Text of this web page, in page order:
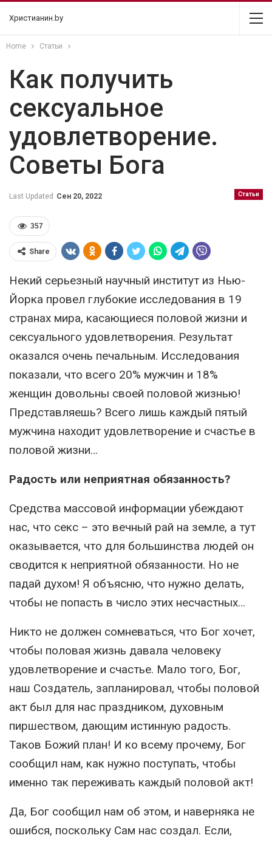
Христианин.by
Home Статьи
Как получить
сексуальное
удовлетворение.
Советы Бога
Статьи
Last Updated Сен 20, 2022
357
Share
Некий серьезный научный институт из Нью-
Йорка провел глубокие исследования в 19
странах мира, касающиеся половой жизни и
сексуального удовлетворения. Результат
оказался очень печальным. Исследования
показали, что всего 20% мужчин и 18%
женщин довольны своей половой жизнью!
Представляешь? Всего лишь каждый пятый
мужчина находит удовлетворение и счастье в
половой жизни…
Радость или неприятная обязанность?
Средства массовой информации убеждают
нас, что секс – это вечный рай на земле, а тут
оказывается, что для большинства людей он
сводится к неприятной обязанности. Но не
падай духом! Я объясню, что нужно делать,
чтобы не попасть в число этих несчастных…
Никто не должен сомневаться, что Бог хочет,
чтобы половая жизнь давала человеку
удовлетворение и счастье. Мало того, Бог,
наш Создатель, запланировал, чтобы половой
акт был для нас праздником, духовным
пиршеством, дающим истинную радость.
Таков Божий план! И ко всему прочему, Бог
сообщил нам, как нужно поступать, чтобы
именно так переживать каждый половой акт!
Да, Бог сообщил нам об этом, и наверняка не
ошибся, поскольку Сам нас создал. Если,